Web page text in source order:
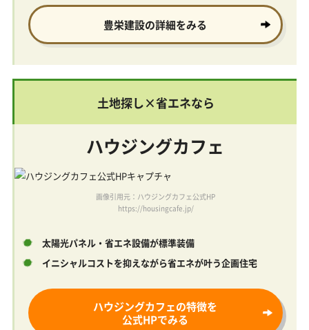
豊栄建設の詳細をみる
土地探し×省エネなら
ハウジングカフェ
画像引用元：ハウジングカフェ公式HP
https://housingcafe.jp/
太陽光パネル・省エネ設備が標準装備
イニシャルコストを抑えながら省エネが叶う企画住宅
ハウジングカフェの特徴を
公式HPでみる